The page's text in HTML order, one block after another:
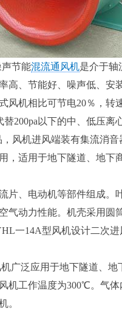
节能混流通风机是介于轴
高、节能好、噪声低、安
机相比可节电20％，转
200pa以下的中、低压离
风机进风端装有集流消
，适用于地下隧道、地下
、电动机等部件组成。
气动力性能。机壳采用
一14A型风机设计二次进
泛应用于地下隧道、地
机工作温度为300℃。气
。